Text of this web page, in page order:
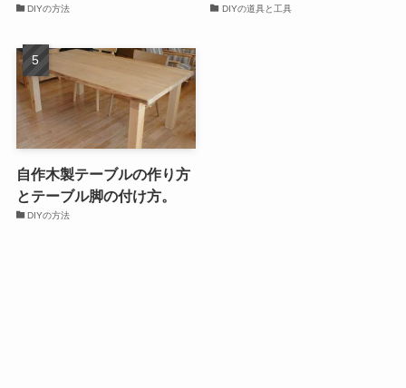
DIYの方法 DIYの道具と工具
自作木製テーブルの作り方
とテーブル脚の付け方。
DIYの方法